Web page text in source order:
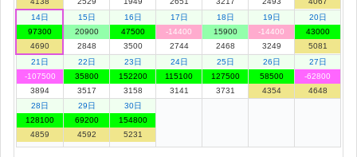
14日
97300
4690
15日
20900
2848
16日
47500
3500
17日
-14400
2744
18日
15900
2468
19日
-14400
3249
20日
43000
5081
21日
-107500
3894
22日
35800
3517
23日
152200
3158
24日
115100
3141
25日
127500
3731
26日
58500
4354
27日
-62800
4648
28日
128100
4859
29日
69200
4592
30日
154800
5231